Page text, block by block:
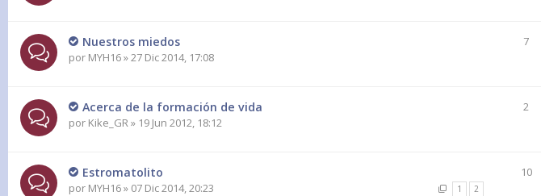
Nuestros miedos
por MYH16» 27 Dic 2014, 17:08
7
Acerca de la formación de vida
por Kike_GR» 19 Jun 2012, 18:12
2
Estromatolito
1 2
por MYH16» 07 Dic 2014, 20:23
10